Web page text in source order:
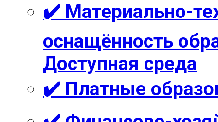
✔️ Материально-
оснащённость
Доступная среда
✔️ Платные